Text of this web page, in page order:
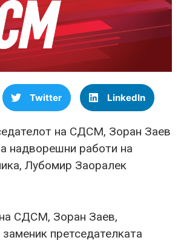
Twitter LinkedIn
на СДСМ, Зоран Заев
надворешни работи на
Лубомир Заоралек
СДСМ, Зоран Заев,
претседателката